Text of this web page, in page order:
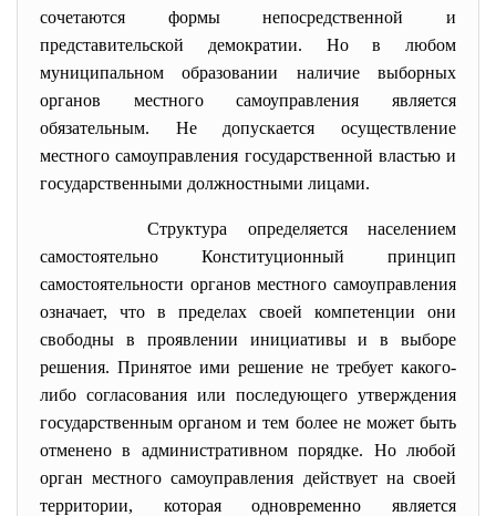
сочетаются формы непосредственной и
представительской демократии. Но в любом
муниципальном образовании наличие выборных
органов местного самоуправления является
обязательным. Не допускается осуществление
местного самоуправления государственной властью и
государственными должностными лицами.
Структура определяется населением
самостоятельно Конституционный принцип
самостоятельности органов местного самоуправления
означает, что в пределах своей компетенции они
свободны в проявлении инициативы и в выборе
решения. Принятое ими решение не требует какого-
либо согласования или последующего утверждения
государственным органом и тем более не может быть
отменено в административном порядке. Но любой
орган местного самоуправления действует на своей
территории, которая одновременно является